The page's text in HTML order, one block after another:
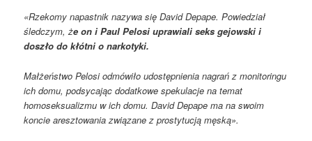
«Rzekomy napastnik nazywa się David Depape. Powiedział
śledczym, że on i Paul Pelosi uprawiali seks gejowski i
doszło do kłótni o narkotyki.
Małżeństwo Pelosi odmówiło udostępnienia nagrań z monitoringu
ich domu, podsycając dodatkowe spekulacje na temat
homoseksualizmu w ich domu. David Depape ma na swoim
koncie aresztowania związane z prostytucją męską».